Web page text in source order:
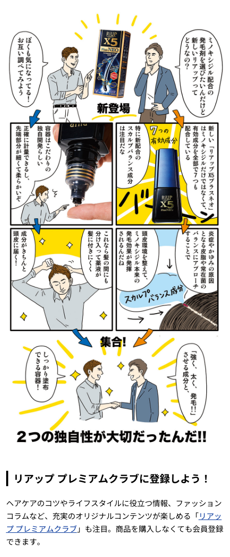
リアップ プレミアムクラブに登録しよう！
ヘアケアのコツやライフスタイルに役立つ情報、ファッション
コラムなど、充実のオリジナルコンテンツが楽しめる「リアッ
プ プレミアムクラブ」も注目。商品を購入しなくても会員登録
できます。